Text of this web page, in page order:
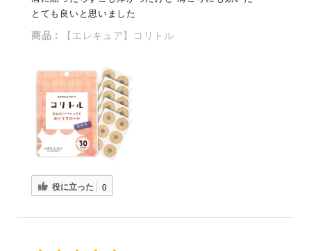
とても良いと思いました
商品： 【エレキュア】コリトル
役に立った 0